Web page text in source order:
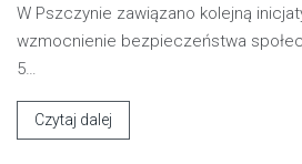
W Pszczynie zawiązano kolejną
wzmocnienie bezpieczeństwa
5…
Czytaj dalej